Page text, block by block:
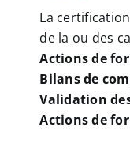
La
de la ou des
Actions de
Bilans de
Validation
Actions de